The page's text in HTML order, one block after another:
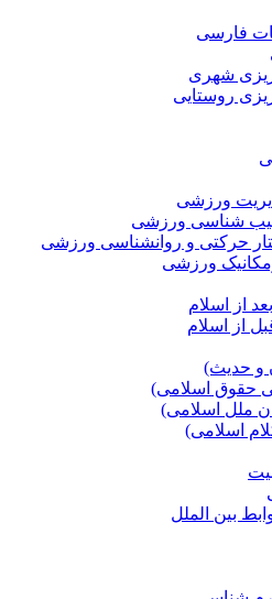
فارسی
ریزی شهری
روستایی
ورزشی
شناسی ورزشی
حرکتی و روانشناسی ورزشی
ورزشی
از اسلام
از اسلام
و حدیث)
حقوق اسلامی)
ملل اسلامی)
اسلامی)
بین الملل